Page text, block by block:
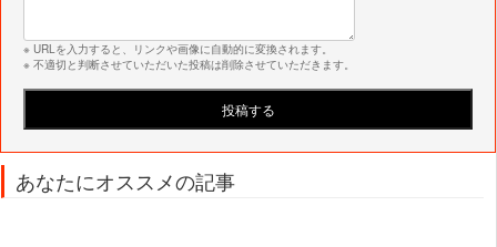
※ URLを入力すると、リンクや画像に自動的に変換されます。
※ 不適切と判断させていただいた投稿は削除させていただきます。
あなたにオススメの記事